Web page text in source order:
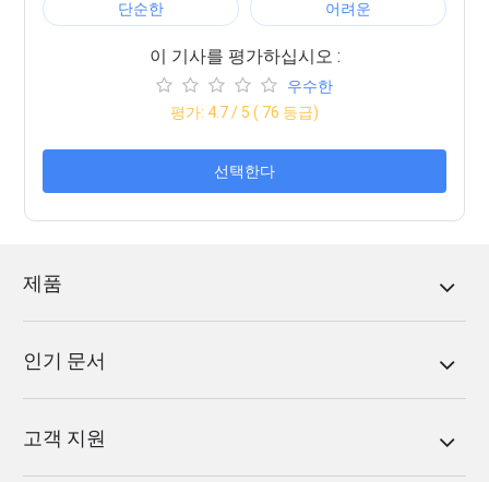
단순한 어려운
이 기사를 평가하십시오 :
우수한
평가: 4.7/ 5 ( 76 등급)
선택한다
제품
인기 문서
고객 지원